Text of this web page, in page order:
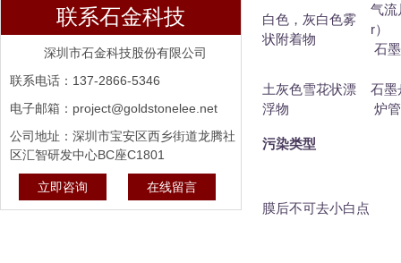
联系石金科技
深圳市石金科技股份有限公司
联系电话：137-2866-5346
电子邮箱：project@goldstonelee.net
公司地址：深圳市宝安区西乡街道龙腾社
区汇智研发中心BC座C1801
立即咨询 在线留言
白色，灰白色雾
状附着物
气流
r）
石
土灰色雪花状漂
浮物
石墨
炉管
污染类型
膜后不可去小白点